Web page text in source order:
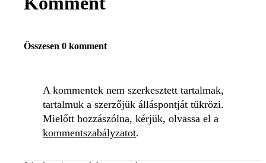
Összesen 0 komment
A kommentek nem szerkesztett tartalmak,
tartalmuk a szerzőjük álláspontját tükrözi.
Mielőtt hozzászólna, kérjük, olvassa el a
kommentszabályzatot.